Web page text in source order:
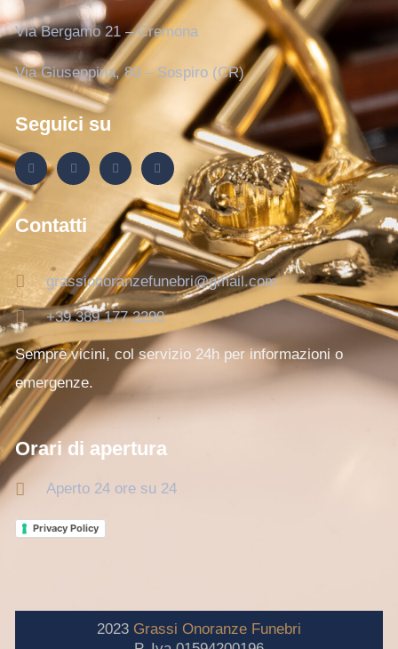
Via Bergamo 21 – Cremona
Via Giuseppina, 80 – Sospiro (CR)
Seguici su
Contatti
grassionoranzefunebri@gmail.com
+39 389 177 2290
Sempre vicini, col servizio 24h per informazioni o
emergenze.
Orari di apertura
Aperto 24 ore su 24
Privacy Policy
2023 Grassi Onoranze Funebri